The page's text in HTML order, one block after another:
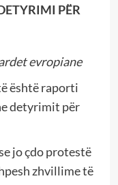
PËR
evropiane
është raporti
detyrimit për
jo çdo protestë
zhvillime të